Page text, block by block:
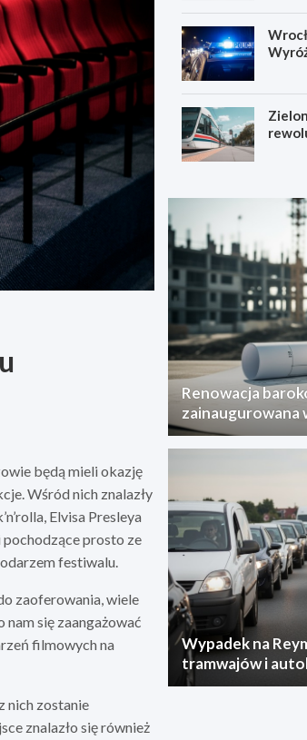
będą mieli okazję
Wśród nich znalazły
Elvisa Presleya
pochodzące prosto ze
festiwalu.
zaoferowania, wiele
się zaangażować
filmowych na
nich zostanie
znalazło się również
Renowacja
zainaugurowana
Wypadek na
tramwajów i